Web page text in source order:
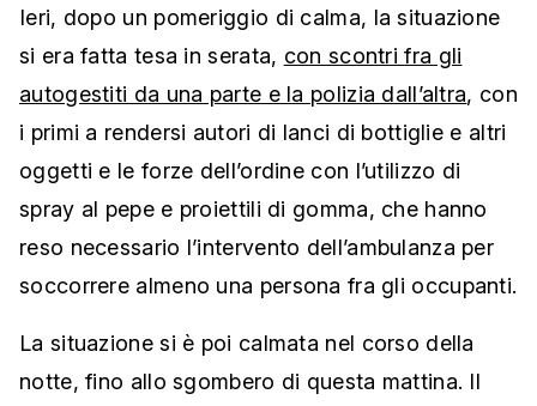
Ieri, dopo un pomeriggio di calma, la situazione
si era fatta tesa in serata, con scontri fra gli
autogestiti da una parte e la polizia dall’altra, con
i primi a rendersi autori di lanci di bottiglie e altri
oggetti e le forze dell’ordine con l’utilizzo di
spray al pepe e proiettili di gomma, che hanno
reso necessario l’intervento dell’ambulanza per
soccorrere almeno una persona fra gli occupanti.
La situazione si è poi calmata nel corso della
notte, fino allo sgombero di questa mattina. Il